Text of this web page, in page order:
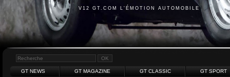
V12 GT.COM L'ÉMOTION AUTOMOBILE
GT NEWS GT MAGAZINE GT CLASSIC GT SPORT